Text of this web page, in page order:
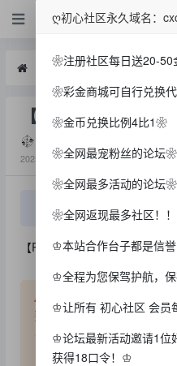
白菜 【PG677】—⛔️—
【PG677】—⛔️—没
2025-7-1 16643
该帖已被设置为推荐帖
【PG677】—⛔️—没合作了
要求才能自行兑换！
【初心社区】相遇就是缘分
ღ初心社区永久域名：
❀注册社区每日送20-
❀彩金商城可自行兑换
❀金币兑换比例4比1❀
❀全网最宠粉丝的论坛❀
❀全网最多活动的论坛❀
❀全网返现最多社区！
♔本站合作台子都是信
♔全程为您保驾护航，
♔让所有 初心社区 会员
♔论坛最新活动邀请1位
获得18口令！♔